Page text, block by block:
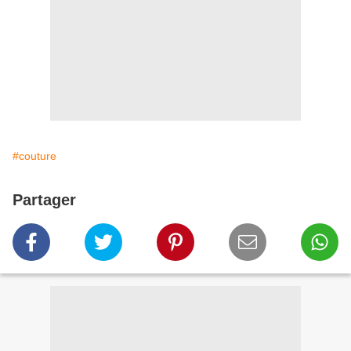
#couture
Partager